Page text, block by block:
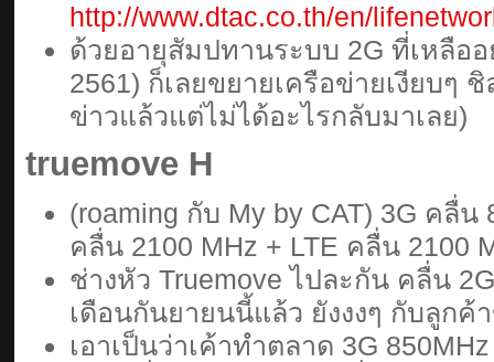
http://www.dtac.co.th/en/
ด้วยอายุสัมปทานระบบ 2G ที่เหลื
2561) ก็เลยขยายเครือข่ายเงียบๆ
ข่าวแล้วแต่ไม่ได้อะไรกลับมาเลย)
truemove H
(roaming กับ My by CAT) 3G คลื่น
คลื่น 2100 MHz + LTE คลื่น 2100
ช่างหัว Truemove ไปละกัน คลื่น
เดือนกันยายนนี้แล้ว ยังงงๆ กับลูกค้
เอาเป็นว่าเค้าทำตลาด 3G